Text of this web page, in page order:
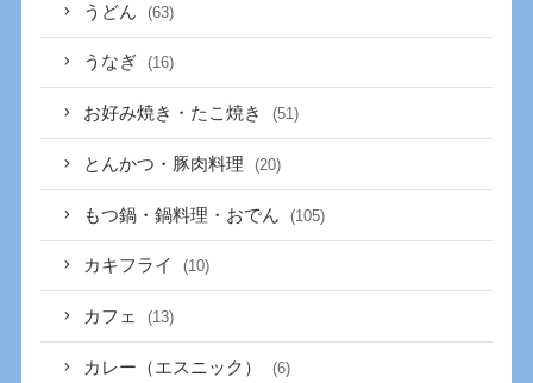
うどん (63)
うなぎ (16)
お好み焼き・たこ焼き (51)
とんかつ・豚肉料理 (20)
もつ鍋・鍋料理・おでん (105)
カキフライ (10)
カフェ (13)
カレー（エスニック） (6)